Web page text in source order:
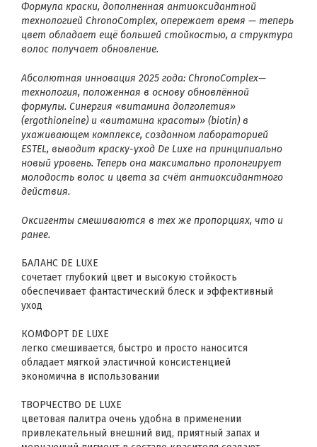
Формула краски, дополненная антиоксидантной
технологией ChronoComplex, опережает время — теперь
цвет обладает ещё большей стойкостью, а структура
волос получает обновление.
Абсолютная инновация 2025 года: ChronoComplex—
технология, положенная в основу обновлённой
формулы. Синергия «витамина долголетия»
(ergothioneine) и «витамина красоты» (biotin) в
ухаживающем комплексе, созданном лабораторией
ESTEL, выводит краску-уход De Luxe на принципиально
новый уровень. Теперь она максимально пролонгирует
молодость волос и цвета за счёт антиоксидантного
действия.
Оксигенты смешиваются в тех же пропорциях, что и
ранее.
БАЛАНС DE LUXE
сочетает глубокий цвет и высокую стойкость
обеспечивает фантастический блеск и эффективный
уход
КОМФОРТ DE LUXE
легко смешивается, быстро и просто наносится
обладает мягкой эластичной консистенцией
экономична в использовании
ТВОРЧЕСТВО DE LUXE
цветовая палитра очень удобна в применении
привлекательный внешний вид, приятный запах и